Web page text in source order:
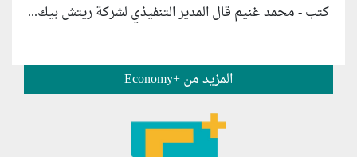
كتب - محمد غنيم قال المدير التنفيذي لشركة ريتش بيك...
المزيد من +Economy